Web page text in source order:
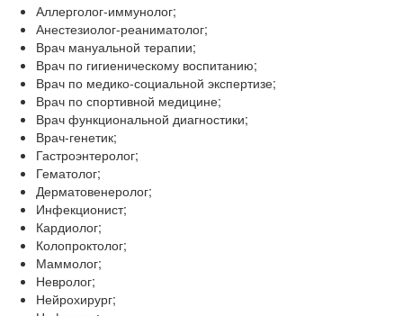
Аллерголог-иммунолог;
Анестезиолог-реаниматолог;
Врач мануальной терапии;
Врач по гигиеническому воспитанию;
Врач по медико-социальной экспертизе;
Врач по спортивной медицине;
Врач функциональной диагностики;
Врач-генетик;
Гастроэнтеролог;
Гематолог;
Дерматовенеролог;
Инфекционист;
Кардиолог;
Колопроктолог;
Маммолог;
Невролог;
Нейрохирург;